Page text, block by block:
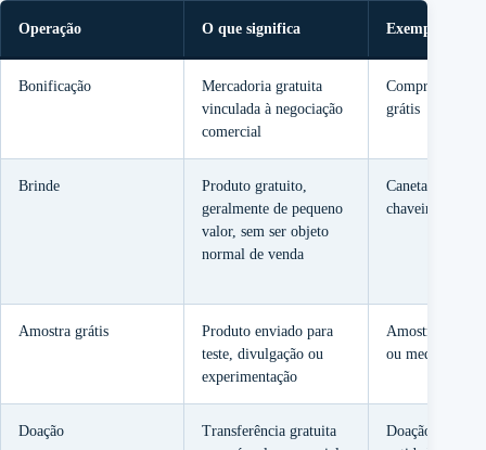
Operação O que significa Exemplo
Bonificação
Mercadoria gratuita
vinculada à negociação
comercial
Compre 10 e
grátis
Brinde
Produto gratuito,
geralmente de pequeno
valor, sem ser objeto
normal de venda
Caneta, agenda,
chaveiro
Amostra grátis
Produto enviado para
teste, divulgação ou
experimentação
Amostra de
ou medicamento
Doação
Transferência gratuita
Doação de